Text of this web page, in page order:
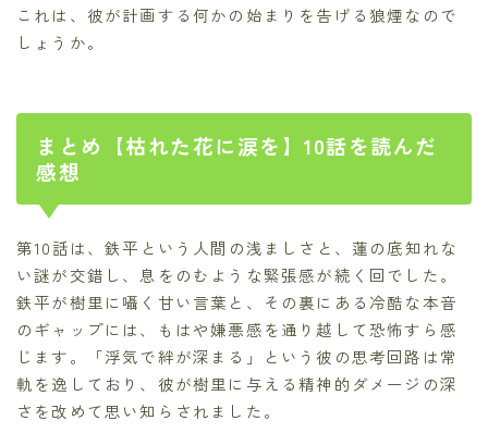
これは、彼が計画する何かの始まりを告げる狼煙なので
しょうか。
まとめ【枯れた花に涙を】10話を読んだ
感想
第10話は、鉄平という人間の浅ましさと、蓮の底知れな
い謎が交錯し、息をのむような緊張感が続く回でした。
鉄平が樹里に囁く甘い言葉と、その裏にある冷酷な本音
のギャップには、もはや嫌悪感を通り越して恐怖すら感
じます。「浮気で絆が深まる」という彼の思考回路は常
軌を逸しており、彼が樹里に与える精神的ダメージの深
さを改めて思い知らされました。